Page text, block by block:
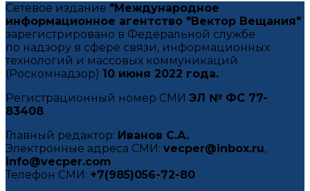
Сетевое издание "Международное
информационное агентство "Вектор Вещания"
зарегистрировано в Федеральной службе
по надзору в сфере связи, информационных
технологий и массовых коммуникаций
(Роскомнадзор) 10 июня 2022 года.
Регистрационный номер СМИ ЭЛ № ФС 77-
83408.
Главный редактор: Иванов С.А.
Электронные адреса СМИ: vecper@inbox.ru,
info@vecper.com
Телефон СМИ: +7(985)056-72-80